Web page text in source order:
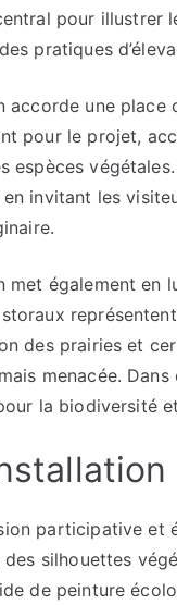
pour illustrer
pratiques
accorde une
pour le projet,
espèces
invitant les
met également
des prairies et
menacée.
la biodiversité
participative et
des silhouettes
de peinture